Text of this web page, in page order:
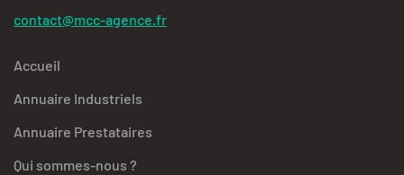
contact@mcc-agence.fr
Accueil
Annuaire Industriels
Annuaire Prestataires
Qui sommes-nous ?